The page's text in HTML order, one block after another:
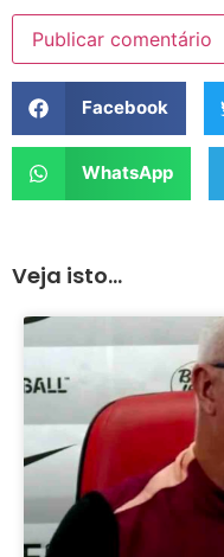
Facebook
WhatsApp
Veja isto...